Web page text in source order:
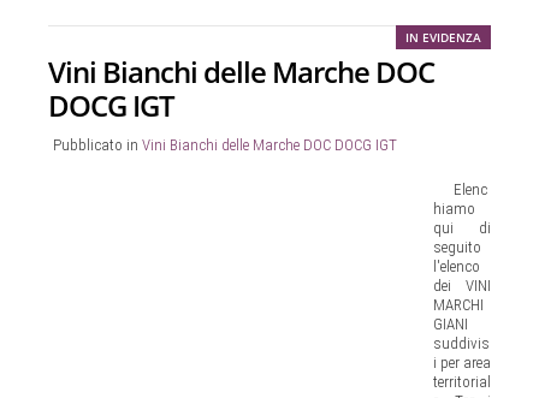
Vini Bianchi delle Marche DOC
DOCG IGT
IN EVIDENZA
Pubblicato in Vini Bianchi delle Marche DOC DOCG IGT
Elenc
hiamo
qui di
seguito
l'elenco
dei VINI
MARCHI
GIANI
suddivis
i per area
territorial